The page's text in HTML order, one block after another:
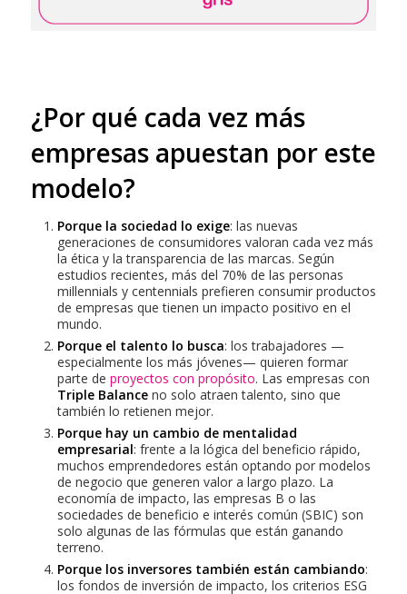
¿Por qué cada vez más
empresas apuestan por este
modelo?
Porque la sociedad lo exige: las nuevas
generaciones de consumidores valoran cada vez más
la ética y la transparencia de las marcas. Según
estudios recientes, más del 70% de las personas
millennials y centennials prefieren consumir productos
de empresas que tienen un impacto positivo en el
mundo.
Porque el talento lo busca: los trabajadores —
especialmente los más jóvenes— quieren formar
parte de proyectos con propósito. Las empresas con
Triple Balanceno solo atraen talento, sino que
también lo retienen mejor.
Porque hay un cambio de mentalidad
empresarial: frente a la lógica del beneficio rápido,
muchos emprendedores están optando por modelos
de negocio que generen valor a largo plazo. La
economía de impacto, las empresas B o las
sociedades de beneficio e interés común (SBIC) son
solo algunas de las fórmulas que están ganando
terreno.
Porque los inversores también están cambiando:
los fondos de inversión de impacto, los criterios ESG